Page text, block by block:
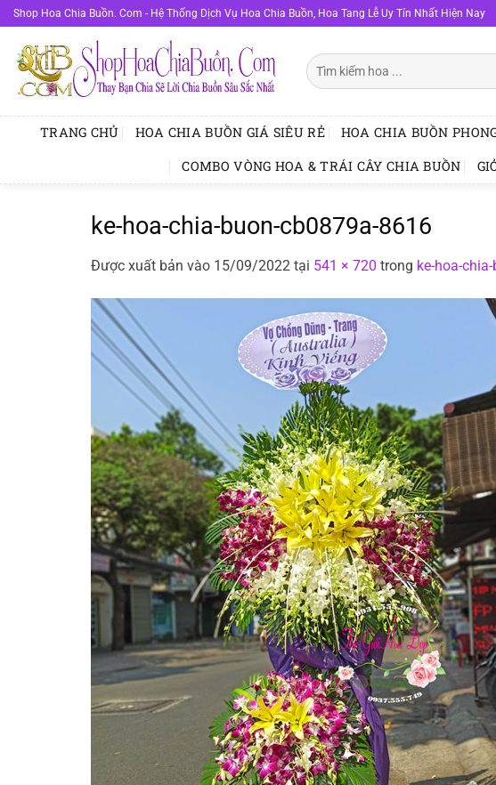
Bỏ
qua
nội
dung
Shop Hoa Chia Buồn. Com - Hệ Thống Dịch Vụ Hoa Chia Buồn, Hoa Tang Lễ Uy Tín Nhất Hiện Nay
Tìm
kiếm:
TRANG CHỦ HOA CHIA BUỒN GIÁ SIÊU RẺ HOA CHIA BUỒN
COMBO VÒNG HOA & TRÁI CÂY CHIA BUỒN
ke-hoa-chia-buon-cb0879a-8616
Được xuất bản vào 15/09/2022 tại 541 × 720 trong ke-hoa-